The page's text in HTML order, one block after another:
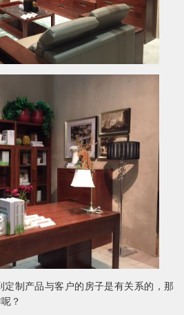
定制产品与客户的房子是有关系的，那
？